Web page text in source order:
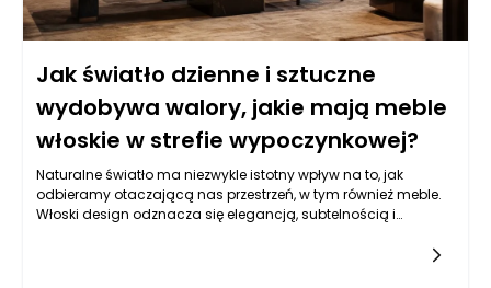
Jak światło dzienne i sztuczne
wydobywa walory, jakie mają meble
włoskie w strefie wypoczynkowej?
Naturalne światło ma niezwykle istotny wpływ na to, jak
odbieramy otaczającą nas przestrzeń, w tym również meble.
Włoski design odznacza się elegancją, subtelnością i